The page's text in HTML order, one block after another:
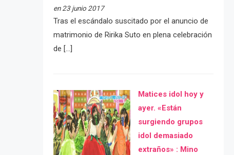
en 23 junio 2017
Tras el escándalo suscitado por el anuncio de
matrimonio de Ririka Suto en plena celebración
de […]
Matices idol hoy y
ayer. «Están
surgiendo grupos
idol demasiado
extraños» : Mino